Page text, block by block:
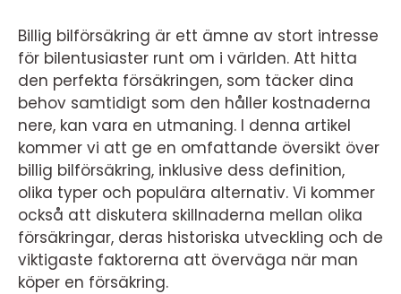
Billig bilförsäkring är ett ämne av stort intresse
för bilentusiaster runt om i världen. Att hitta
den perfekta försäkringen, som täcker dina
behov samtidigt som den håller kostnaderna
nere, kan vara en utmaning. I denna artikel
kommer vi att ge en omfattande översikt över
billig bilförsäkring, inklusive dess definition,
olika typer och populära alternativ. Vi kommer
också att diskutera skillnaderna mellan olika
försäkringar, deras historiska utveckling och de
viktigaste faktorerna att överväga när man
köper en försäkring.